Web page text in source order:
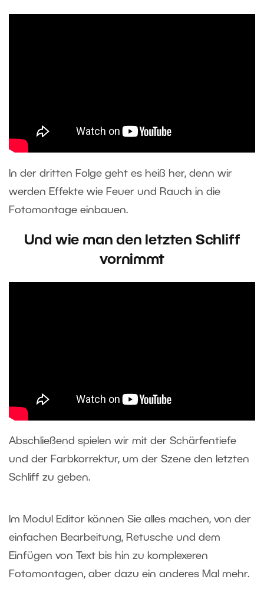
In der dritten Folge geht es heiß her, denn wir
werden Effekte wie Feuer und Rauch in die
Fotomontage einbauen.
Und wie man den letzten Schliff
vornimmt
Abschließend spielen wir mit der Schärfentiefe
und der Farbkorrektur, um der Szene den letzten
Schliff zu geben.
Im Modul Editor können Sie alles machen, von der
einfachen Bearbeitung, Retusche und dem
Einfügen von Text bis hin zu komplexeren
Fotomontagen, aber dazu ein anderes Mal mehr.